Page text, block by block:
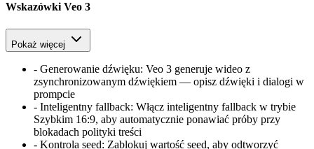
Wskazówki Veo 3
Pokaż więcej
- Generowanie dźwięku: Veo 3 generuje wideo z
zsynchronizowanym dźwiękiem — opisz dźwięki i dialogi w
prompcie
- Inteligentny fallback: Włącz inteligentny fallback w trybie
Szybkim 16:9, aby automatycznie ponawiać próby przy
blokadach polityki treści
- Kontrola seed: Zablokuj wartość seed, aby odtworzyć